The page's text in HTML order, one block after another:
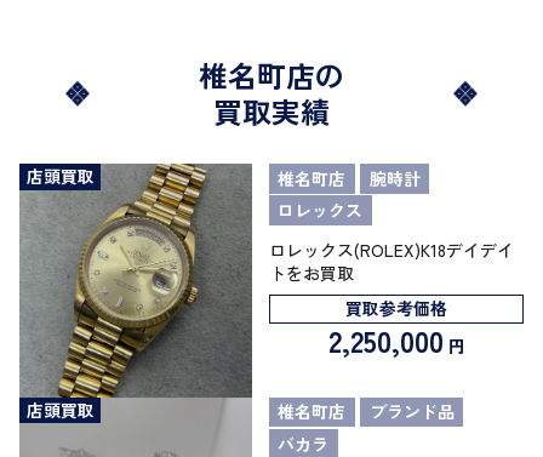
椎名町店の
買取実績
店頭買取 椎名町店
腕時計
ロレックス
ロレックス(ROLEX)K18デイデイ
トをお買取
買取参考価格
2,250,000 円
店頭買取 椎名町店
ブランド品
バカラ